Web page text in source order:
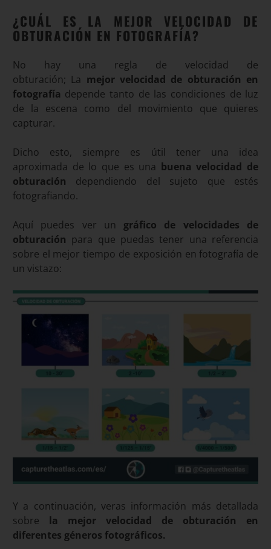
¿CUÁL ES LA MEJOR VELOCIDAD DE
OBTURACIÓN EN FOTOGRAFÍA?
No hay una regla de velocidad de
obturación; La mejor velocidad de obturación en
fotografía depende tanto de las condiciones de luz
de la escena como del movimiento que quieres
capturar.
Dicho esto, siempre es útil tener una idea
aproximada de lo que es una buena velocidad de
obturación dependiendo del sujeto que estés
fotografiando.
Aquí puedes ver un gráfico de velocidades de
obturación para que puedas tener una referencia
sobre el mejor tiempo de exposición en fotografía de
un vistazo:
Y a continuación, veras información más detallada
sobre la mejor velocidad de obturación en
diferentes géneros fotográficos.